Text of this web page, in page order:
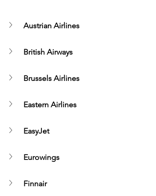
Austrian Airlines
British Airways
Brussels Airlines
Eastern Airlines
EasyJet
Eurowings
Finnair